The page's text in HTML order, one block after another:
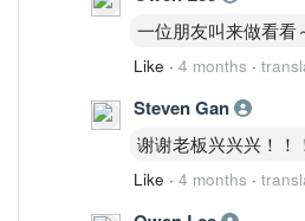
现在不在“追”，也不在“
等确认 → 再跟趋势
结构拆解（只讲影响决
1️⃣ 月线 / 季线（决定大
结论：底部反转成立，
MACD刚翻正不久 → 属
OBV从低位抬升 → 有中
一位朋友叫来做看看
Like · 4 months ·
Steven Gan
谢谢老板兴兴兴！！
Like · 4 months ·